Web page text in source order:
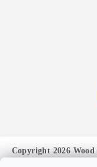
Copyright 2026 Wood